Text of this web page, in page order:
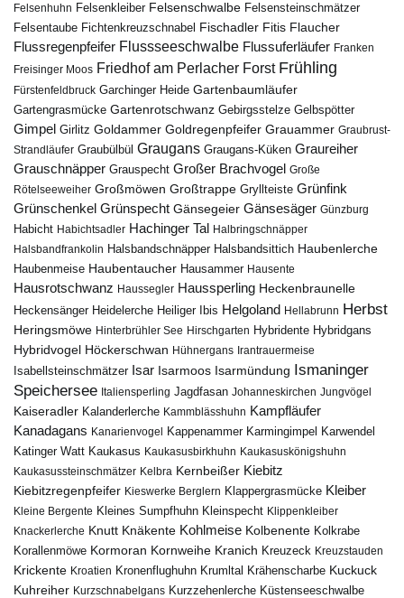
Felsenhuhn Felsenkleiber Felsenschwalbe Felsensteinschmätzer
Felsentaube Fichtenkreuzschnabel Fischadler Fitis Flaucher
Flussregenpfeifer Flussseeschwalbe Flussuferläufer Franken
Freisinger Moos Friedhof am Perlacher Forst Frühling
Fürstenfeldbruck Garchinger Heide Gartenbaumläufer
Gartengrasmücke Gartenrotschwanz Gebirgsstelze Gelbspötter
Gimpel Girlitz Goldammer Goldregenpfeifer Grauammer Graubrust-
Strandläufer Graubülbül Graugans Graugans-Küken Graureiher
Grauschnäpper Grauspecht Großer Brachvogel Große
Rötelseeweiher Großmöwen Großtrappe Gryllteiste Grünfink
Grünschenkel Grünspecht Gänsegeier Gänsesäger Günzburg
Habicht Habichtsadler Hachinger Tal Halbringschnäpper
Halsbandfrankolin Halsbandschnäpper Halsbandsittich Haubenlerche
Haubenmeise Haubentaucher Hausammer Hausente
Hausrotschwanz Haussegler Haussperling Heckenbraunelle
Heckensänger Heidelerche Heiliger Ibis Helgoland Hellabrunn Herbst
Heringsmöwe Hinterbrühler See Hirschgarten Hybridente Hybridgans
Hybridvogel Höckerschwan Hühnergans Irantrauermeise
Isabellsteinschmätzer Isar Isarmoos Isarmündung Ismaninger
Speichersee Italiensperling Jagdfasan Johanneskirchen Jungvögel
Kaiseradler Kalanderlerche Kammblässhuhn Kampfläufer
Kanadagans Kanarienvogel Kappenammer Karmingimpel Karwendel
Katinger Watt Kaukasus Kaukasusbirkhuhn Kaukasuskönigshuhn
Kaukasussteinschmätzer Kelbra Kernbeißer Kiebitz
Kiebitzregenpfeifer Kieswerke Berglern Klappergrasmücke Kleiber
Kleine Bergente Kleines Sumpfhuhn Kleinspecht Klippenkleiber
Knackerlerche Knutt Knäkente Kohlmeise Kolbenente Kolkrabe
Korallenmöwe Kormoran Kornweihe Kranich Kreuzeck Kreuzstauden
Krickente Kroatien Kronenflughuhn Krumltal Krähenscharbe Kuckuck
Kuhreiher Kurzschnabelgans Kurzzehenlerche Küstenseeschwalbe